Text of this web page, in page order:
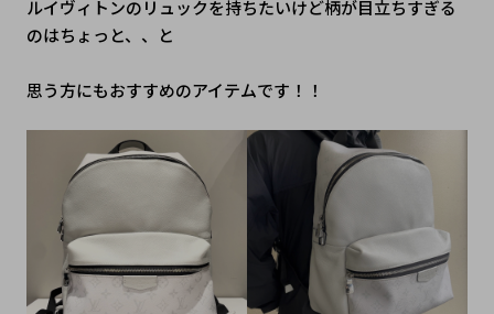
ルイヴィトンのリュックを持ちたいけど柄が目立ちすぎる
のはちょっと、、と
思う方にもおすすめのアイテムです！！